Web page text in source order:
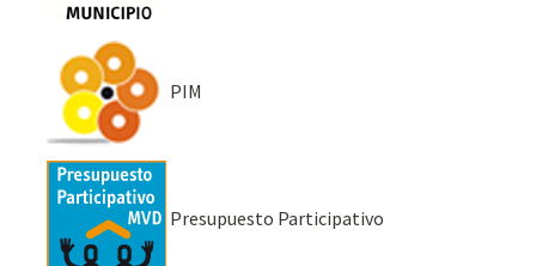
PIM
Presupuesto Participativo